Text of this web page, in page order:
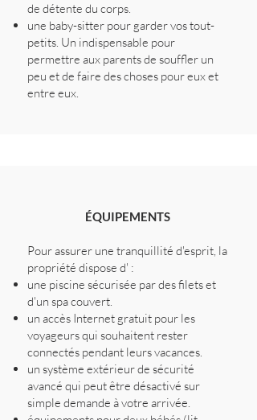
de détente du corps.
une baby-sitter pour garder vos tout-
petits. Un indispensable pour
permettre aux parents de souffler un
peu et de faire des choses pour eux et
entre eux.
ÉQUIPEMENTS
Pour assurer une tranquillité d'esprit, la
propriété dispose d' :
une piscine sécurisée par des filets et
d'un spa couvert.
un accès Internet gratuit pour les
voyageurs qui souhaitent rester
connectés pendant leurs vacances.
un système extérieur de sécurité
avancé qui peut être désactivé sur
simple demande à votre arrivée.